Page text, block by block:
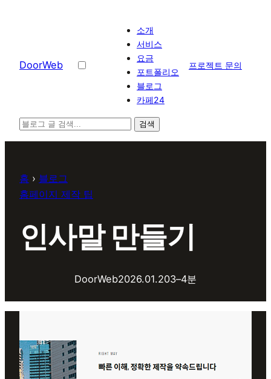
DoorWeb
소개
서비스
요금
포트폴리오
블로그
카페24
프로젝트 문의
검색
홈 › 블로그
홈페이지 제작 팁
인사말 만들기
DoorWeb2026.01.203–4분